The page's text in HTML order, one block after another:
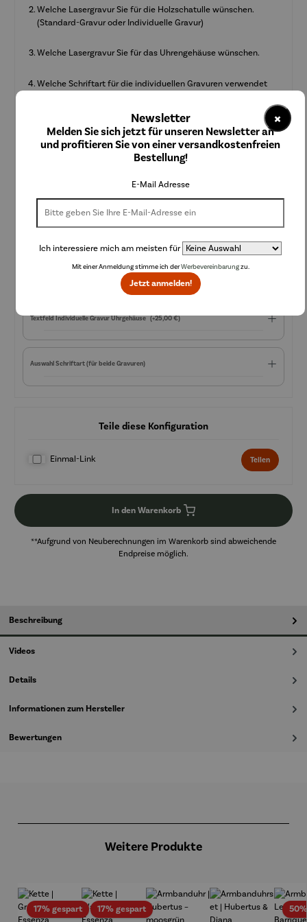
Welche Lasergravur Sie für die Holzschatulle wünschen.
(Standard-Gravur oder Individuelle Gravur)
Welche Lasergravur Sie für das Uhrengehäuse wünschen.
Welche Schriftart für die individuellen Gravuren verwendet
Kein Umtausch oder Rücknahme bei Designprodukten mit Gravur
möglich!
Auswahl Standard Gravur Holzschatulle (+25,00 €)
Textfeld für Individuelle Gravur Holzschatulle (+25,00 €)
Textfeld Individuelle Gravur Uhrgehäuse (+25,00 €)
Auswahl Schriftart (für beide Gravuren)
Teile diese Konfiguration
Einmal-Link Teilen
In den Warenkorb
**Aufgrund von Neuberechnungen im Warenkorb sind abweichende
Endpreise möglich.
Beschreibung
Videos
Details
Informationen zum Hersteller
Bewertungen
Weitere Produkte
17% gespartRabatt17% gespartRabatt
×
Newsletter
Melden Sie sich jetzt für unseren Newsletter an
und profitieren Sie von einer versandkostenfreien
Bestellung!
E-Mail Adresse
Ich interessiere mich am meisten für
Mit einer Anmeldung stimme ich derWerbevereinbarungzu.
Jetzt anmelden!